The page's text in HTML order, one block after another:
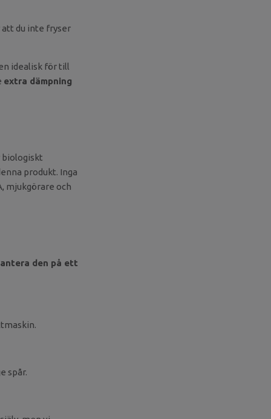
att du inte fryser
idealisk för till
extra dämpning
biologiskt
produkt. Inga
mjukgörare och
den på ett
spår.